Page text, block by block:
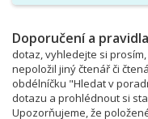
Doporučení a
dotaz, vyhledejte si
nepoložil jiný čtenář či
obdélníčku "Hledat v
dotazu a prohlédnout si
Upozorňujeme, že